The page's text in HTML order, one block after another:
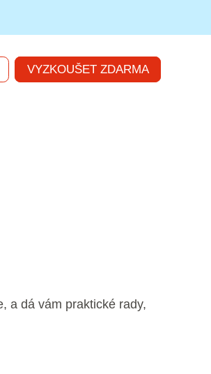
VYZKOUŠET ZDARMA
a dá vám praktické rady,